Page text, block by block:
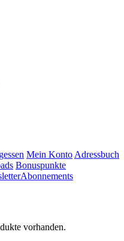
Mein Konto Adressbuch
Bonuspunkte
Abonnements
vorhanden.